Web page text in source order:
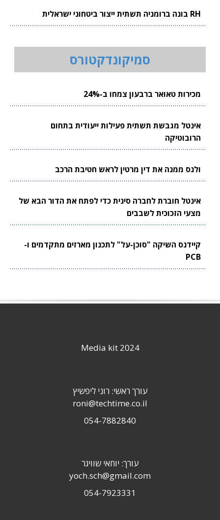
RH בונה ברומניה תשתית ייצור ביטחוני ישראלית
סמיקונדקטורס
מכירות טאואר ברבעון צמחו ב-24%
אינטל מגבשת תשתית פעילות ייעודית בתחום
הרובוטיקה
ולנס ממנה את דין מרטין לראש חטיבת הרכב
אינטל חוברת לחברה סינית כדי לפתח את הדור הבא של
מצעי הזכוכית לשבבים
קיידנס השיקה "סוכן-על" לתכנון מארזים מתקדמים ו-
PCB
Media kit 2024
עורך ראשי: רוני ליפשיץ
roni@techtime.co.il
054-7882840
עורך: יוחאי שוויגר
yoch.sch@gmail.com
054-7923331